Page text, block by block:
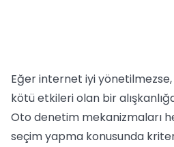
Eğer internet iyi
kötü etkileri olan bir
Oto denetim mekanizmaları
seçim yapma konusunda